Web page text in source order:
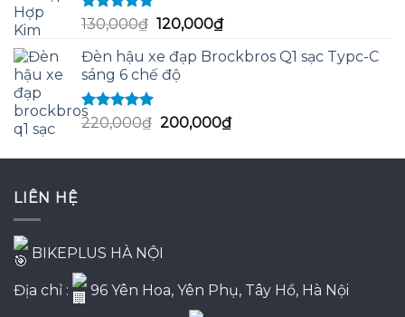
Được xếp
hạng
sao
130,000₫ Giá
là:
130,000₫.
120,000₫Giá
tại
Đèn hậu xe đạp Brockbros Q1 sạc Typc-C
sáng 6 chế độ
Được xếp
hạng
220,000₫ Giá
là:
200,000₫Giá
tại
LIÊN HỆ
BIKEPLUS HÀ NỘI
Địa chỉ : 96 Yên Hoa, Yên Phụ, Tây Hồ, Hà Nội